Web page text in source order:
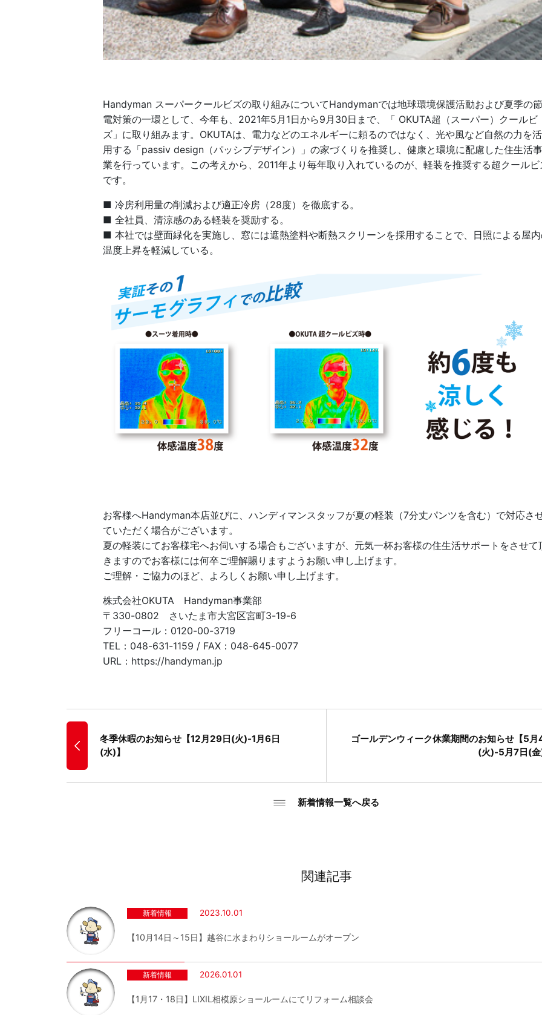
Handyman スーパークールビズの取り組みについてHandymanでは地球環境保護活動および夏季の節
電対策の一環として、今年も、2021年5月1日から9月30日まで、「 OKUTA超（スーパー）クールビ
ズ」に取り組みます。OKUTAは、電力などのエネルギーに頼るのではなく、光や風など自然の力を活
用する「passiv design（パッシブデザイン）」の家づくりを推奨し、健康と環境に配慮した住生活事
業を行っています。この考えから、2011年より毎年取り入れているのが、軽装を推奨する超クールビ
です。
■ 冷房利用量の削減および適正冷房（28度）を徹底する。
■ 全社員、清涼感のある軽装を奨励する。
■ 本社では壁面緑化を実施し、窓には遮熱塗料や断熱スクリーンを採用することで、日照による屋
温度上昇を軽減している。
お客様へHandyman本店並びに、ハンディマンスタッフが夏の軽装（7分丈パンツを含む）で対応さ
ていただく場合がございます。
夏の軽装にてお客様宅へお伺いする場合もございますが、元気一杯お客様の住生活サポートをさせて
きますのでお客様には何卒ご理解賜りますようお願い申し上げます。
ご理解・ご協力のほど、よろしくお願い申し上げます。
株式会社OKUTA Handyman事業部
〒330-0802 さいたま市大宮区宮町3-19-6
フリーコール：0120-00-3719
TEL：048-631-1159 / FAX：048-645-0077
URL：https://handyman.jp
冬季休暇のお知らせ【12月29日(火)-1月6日
(水)】
ゴールデンウィーク休業期間のお知らせ【5月
(火)-5月7日(
新着情報一覧へ戻る
関連記事
新着情報 2023.10.01
【10月14日～15日】越谷に水まわりショールームがオープン
新着情報 2026.01.01
【1月17・18日】LIXIL相模原ショールームにてリフォーム相談会